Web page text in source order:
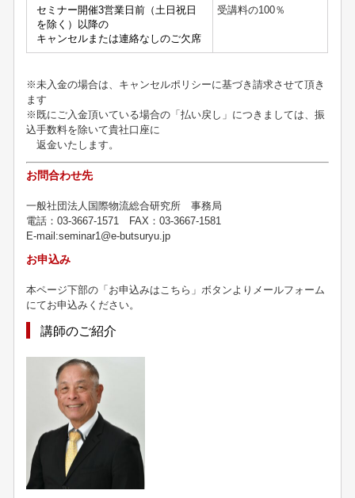
セミナー開催3営業日前（土日祝日
を除く）以降の
キャンセルまたは連絡なしのご欠席
受講料の100％
※未入金の場合は、キャンセルポリシーに基づき請求させて頂き
ます
※既にご入金頂いている場合の「払い戻し」につきましては、振
込手数料を除いて貴社口座に
返金いたします。
お問合わせ先
一般社団法人国際物流総合研究所 事務局
電話：03-3667-1571 FAX：03-3667-1581
E-mail:seminar1@e-butsuryu.jp
お申込み
本ページ下部の「お申込みはこちら」ボタンよりメールフォーム
にてお申込みください。
講師のご紹介